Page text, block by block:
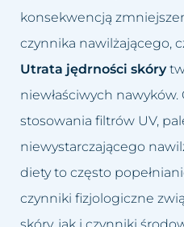
Łysienie
Łysienie
Sucha –
Suche
Łojotokowe
głowy
Usuwanie
Usuwanie
Usuwanie
zaskórników
Usuwanie
oczami
konsekwencją
czynnika nawilżającego,
Utrata jędrności skóry
niewłaściwych nawyków.
stosowania filtrów UV,
niewystarczającego
diety to często
czynniki fizjologiczne